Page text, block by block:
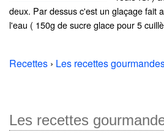
deux. Par dessus c'est un glaçage fait
l'eau ( 150g de sucre glace pour 5
Recettes › Les recettes
Les recettes